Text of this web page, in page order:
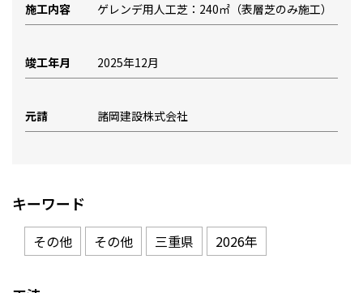
施工内容 ゲレンデ用人工芝：240㎡（表層芝のみ施工）
竣工年月 2025年12月
元請 諸岡建設株式会社
キーワード
その他 その他 三重県 2026年